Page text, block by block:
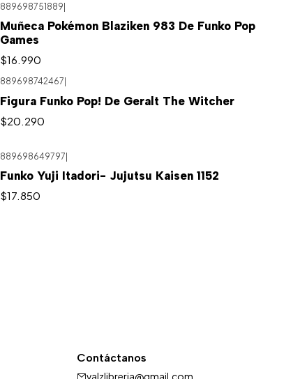
889698751889
Muñeca Pokémon Blaziken 983 De Funko Pop
Games
$16.990
889698742467
Figura Funko Pop! De Geralt The Witcher
$20.290
889698649797|
Funko Yuji Itadori- Jujutsu Kaisen 1152
$17.850
Contáctanos
valzlibreria@gmail.com